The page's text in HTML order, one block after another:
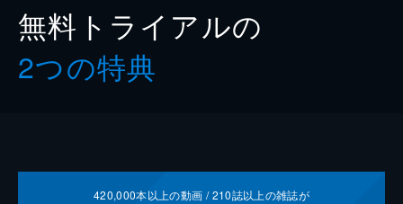
無料トライアルの
2つの特典
420,000本以上の動画 /210誌以上の雑誌が